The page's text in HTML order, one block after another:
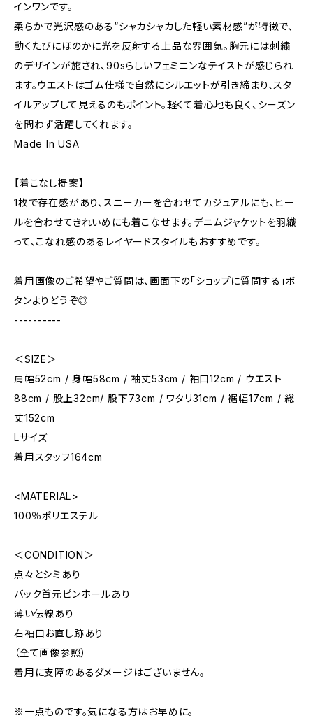
インワンです。
柔らかで光沢感のある“シャカシャカした軽い素材感”が特徴で、
動くたびにほのかに光を反射する上品な雰囲気。胸元には刺繍
のデザインが施され、90sらしいフェミニンなテイストが感じられ
ます。ウエストはゴム仕様で自然にシルエットが引き締まり、スタ
イルアップして見えるのもポイント。軽くて着心地も良く、シーズン
を問わず活躍してくれます。
Made In USA
【着こなし提案】
1枚で存在感があり、スニーカーを合わせてカジュアルにも、ヒー
ルを合わせてきれいめにも着こなせます。デニムジャケットを羽織
って、こなれ感のあるレイヤードスタイルもおすすめです。
着用画像のご希望やご質問は、画面下の「ショップに質問する」ボ
タンよりどうぞ◎
----------
＜SIZE＞
肩幅52cm / 身幅58cm / 袖丈53cm / 袖口12cm / ウエスト
88cm / 股上32cm/ 股下73cm / ワタリ31cm / 裾幅17cm / 総
丈152cm
Lサイズ
着用スタッフ164cm
<MATERIAL>
100％ポリエステル
＜CONDITION＞
点々とシミあり
バック首元ピンホールあり
薄い伝線あり
右袖口お直し跡あり
（全て画像参照）
着用に支障のあるダメージはございません。
※一点ものです。気になる方はお早めに。